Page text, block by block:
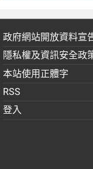
政府網站開放資料宣
隱私權及資訊安全政
本站使用正體字
RSS
登入